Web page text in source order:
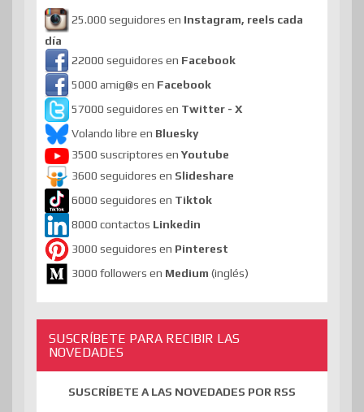
25.000 seguidores en Instagram, reels cada
día
22000 seguidores en Facebook
5000 amig@s en Facebook
57000 seguidores en Twitter - X
Volando libre en Bluesky
3500 suscriptores en Youtube
3600 seguidores en Slideshare
6000 seguidores en Tiktok
8000 contactos Linkedin
3000 seguidores en Pinterest
3000 followers en Medium (inglés)
SUSCRÍBETE PARA RECIBIR LAS
NOVEDADES
SUSCRÍBETE A LAS NOVEDADES POR RSS